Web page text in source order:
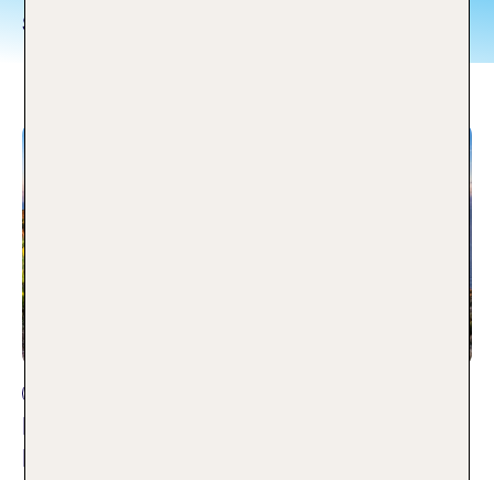
schönste Strände